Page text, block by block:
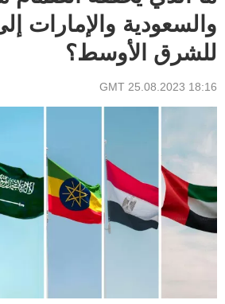
والسعودية والإمارات
للشرق الأوسط؟
18:16 GMT 25.08.2023